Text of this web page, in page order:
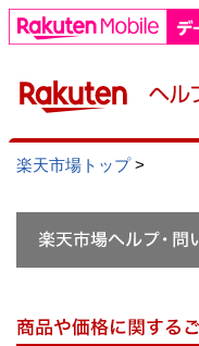
楽天市場トップ>